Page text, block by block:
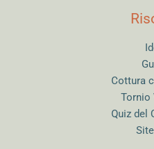
Cottura
Tornio
Quiz del